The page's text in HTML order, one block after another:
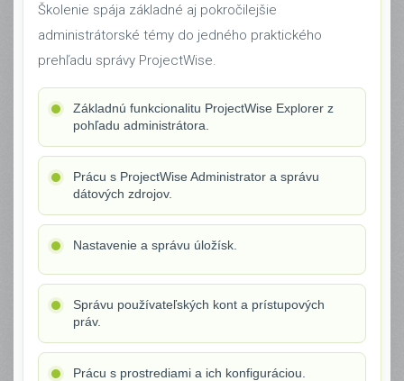
Školenie spája základné aj pokročilejšie
administrátorské témy do jedného praktického
prehľadu správy ProjectWise.
Základnú funkcionalitu ProjectWise Explorer z
pohľadu administrátora.
Prácu s ProjectWise Administrator a správu
dátových zdrojov.
Nastavenie a správu úložísk.
Správu používateľských kont a prístupových
práv.
Prácu s prostrediami a ich konfiguráciou.